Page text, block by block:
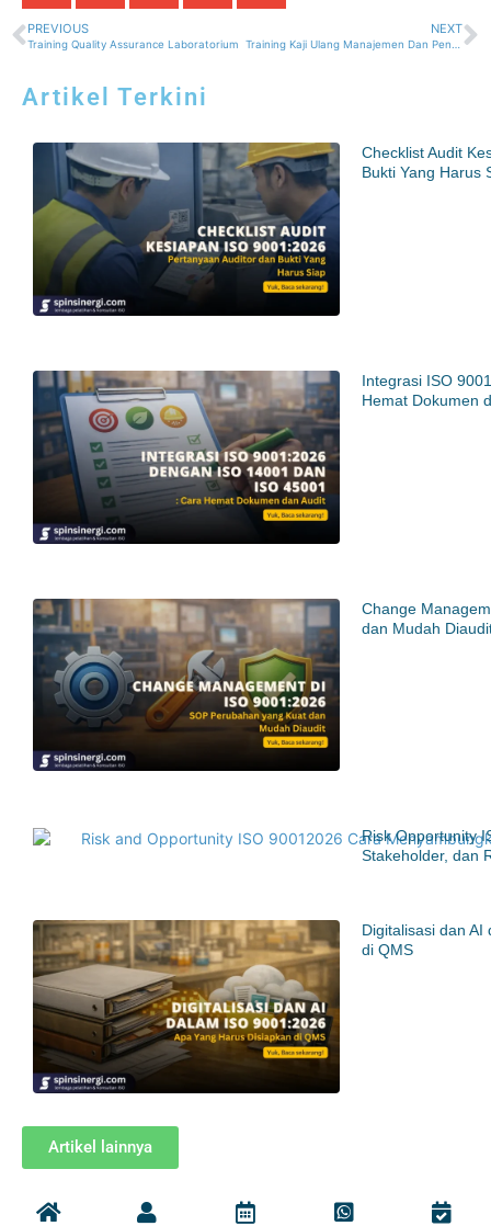
PREVIOUS
Training Quality Assurance Laboratorium
NEXT
Training Kaji Ulang Manajemen Dan Pengendalian Sistem Laboratorium
Artikel Terkini
Checklist Audit
Bukti Yang Harus
Integrasi ISO
Hemat Dokumen
Change
dan Mudah
Risk Opportunity
Stakeholder, dan
Digitalisasi dan AI
di QMS
Artikel lainnya